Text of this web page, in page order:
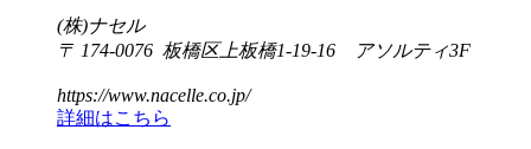
(株)ナセル
〒 174-0076 板橋区上板橋1-19-16 アソルティ3F
https://www.nacelle.co.jp/
詳細はこちら